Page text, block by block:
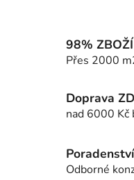
98%
Přes 2000
Doprava
nad 6000 Kč
Odborné